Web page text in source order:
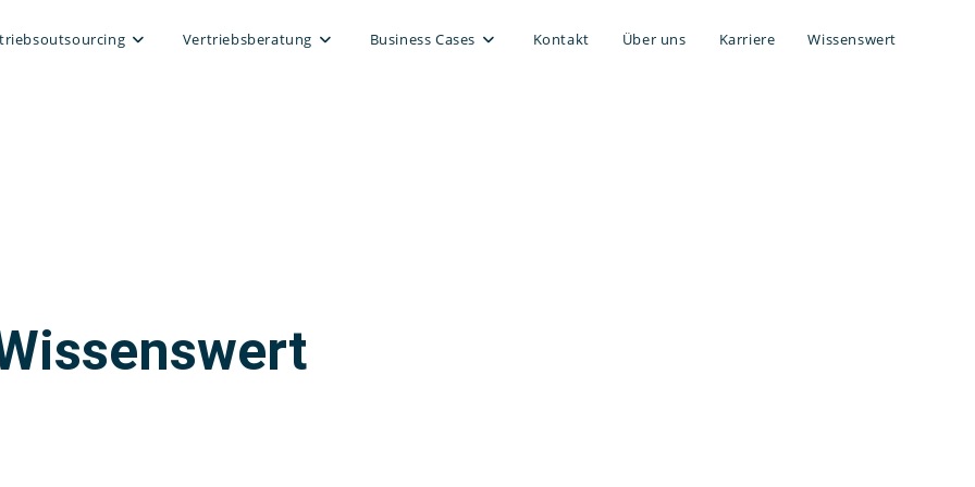
Vertriebsberatung Business Cases Kontakt Über uns Karriere Wissenswert